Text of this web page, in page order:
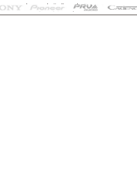
تمام حقوق این سایت